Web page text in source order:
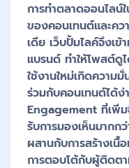
การทำตลาดออนไล
ของคอนเทนต์และค
เดีย เว็บปั้มไลค์จึงเ
แบรนด์ ทำให้โพสต์ดู
ใช้งานใหม่เกิดความ
ร่วมกับคอนเทนต์ได้
Engagement ที่เพิ่ม
รับการมองเห็นมากก
ผสานกับการสร้างเ
การตอบโต้กับผู้ติดต